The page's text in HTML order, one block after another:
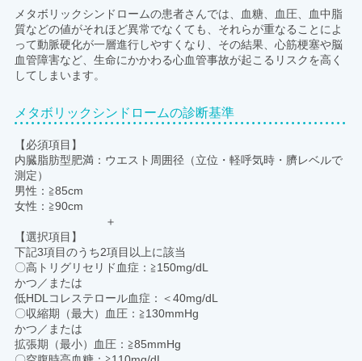
メタボリックシンドロームの患者さんでは、血糖、血圧、血中脂
質などの値がそれほど異常でなくても、それらが重なることによ
って動脈硬化が一層進行しやすくなり、その結果、心筋梗塞や脳
血管障害など、生命にかかわる心血管事故が起こるリスクを高く
してしまいます。
メタボリックシンドロームの診断基準
【必須項目】
内臓脂肪型肥満：ウエスト周囲径（立位・軽呼気時・臍レベルで
測定）
男性：≧85cm
女性：≧90cm
＋
【選択項目】
下記3項目のうち2項目以上に該当
〇高トリグリセリド血症：≧150mg/dL
かつ／または
低HDLコレステロール血症：＜40mg/dL
〇収縮期（最大）血圧：≧130mmHg
かつ／または
拡張期（最小）血圧：≧85mmHg